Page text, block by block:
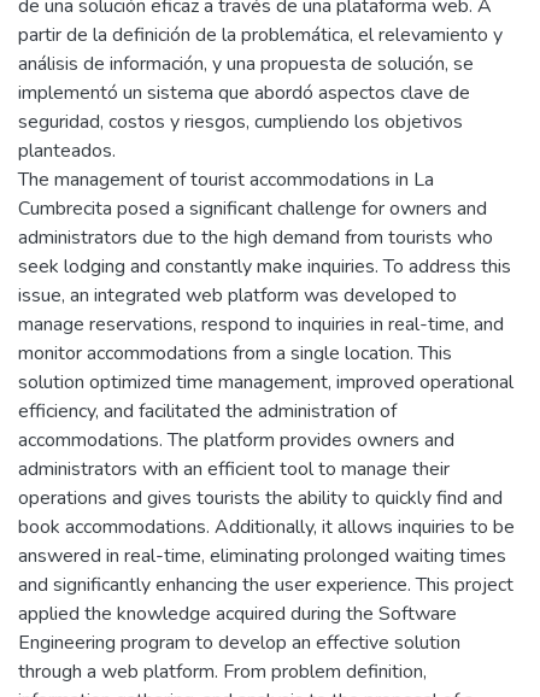
de una solución eficaz a través de una plataforma web. A
partir de la definición de la problemática, el relevamiento y
análisis de información, y una propuesta de solución, se
implementó un sistema que abordó aspectos clave de
seguridad, costos y riesgos, cumpliendo los objetivos
planteados.
The management of tourist accommodations in La
Cumbrecita posed a significant challenge for owners and
administrators due to the high demand from tourists who
seek lodging and constantly make inquiries. To address this
issue, an integrated web platform was developed to
manage reservations, respond to inquiries in real-time, and
monitor accommodations from a single location. This
solution optimized time management, improved operational
efficiency, and facilitated the administration of
accommodations. The platform provides owners and
administrators with an efficient tool to manage their
operations and gives tourists the ability to quickly find and
book accommodations. Additionally, it allows inquiries to be
answered in real-time, eliminating prolonged waiting times
and significantly enhancing the user experience. This project
applied the knowledge acquired during the Software
Engineering program to develop an effective solution
through a web platform. From problem definition,